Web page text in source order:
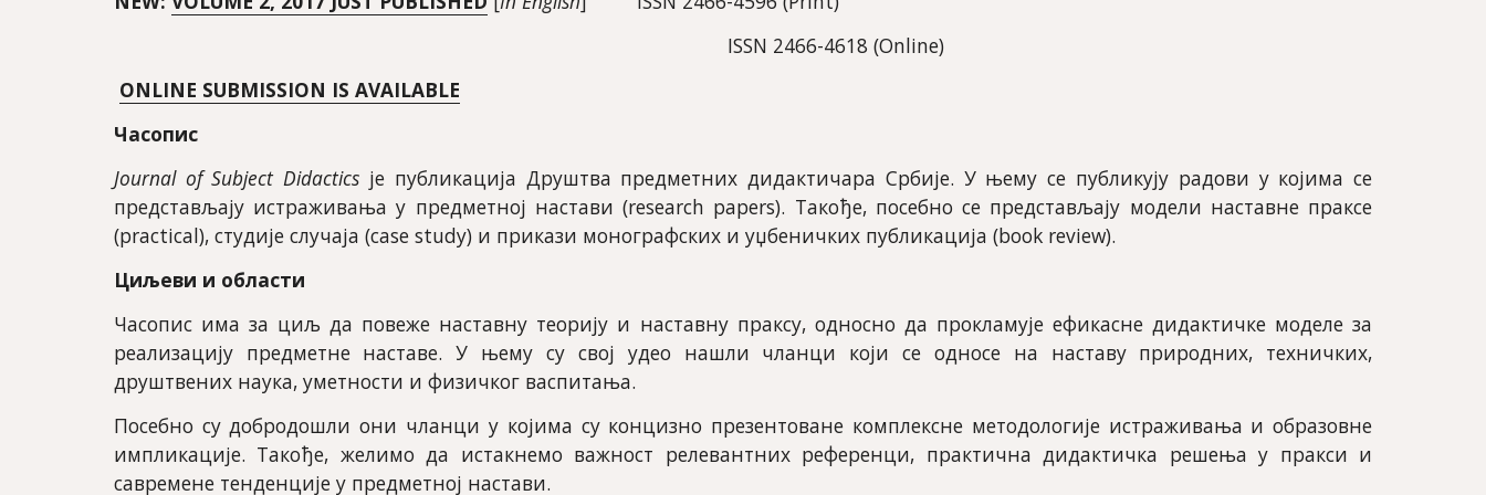
                                                                                                               ISSN 2466-4618 (Online)
ONLINE SUBMISSION IS AVAILABLE
Часопис
Journal of Subject Didactics је публикација Друштва предметних дидактичара Србије. У њему се публикују радови у којима се
представљају истраживања у предметној настави (research papers). Такође, посебно се представљају модели наставне праксе
(practical), студије случаја (case study) и прикази монографских и уџбеничких публикација (book review).
Циљеви и области
Часопис има за циљ да повеже наставну теорију и наставну праксу, односно да прокламује ефикасне дидактичке моделе за
реализацију предметне наставе. У њему су свој удео нашли чланци који се односе на наставу природних, техничких,
друштвених наука, уметности и физичког васпитања.
Посебно су добродошли они чланци у којима су концизно презентоване комплексне методологије истраживања и образовне
импликације. Такође, желимо да истакнемо важност релевантних референци, практична дидактичка решења у пракси и
савремене тенденције у предметној настави.